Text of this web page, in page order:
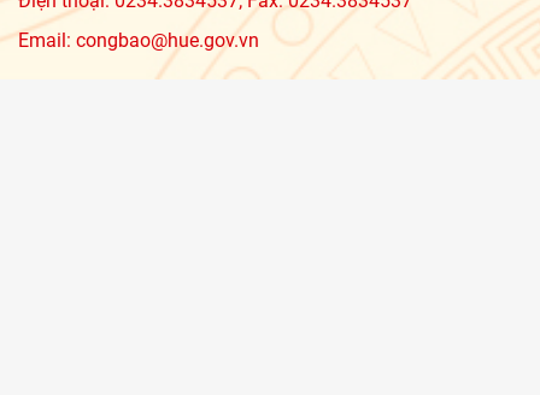
Email: congbao@hue.gov.vn